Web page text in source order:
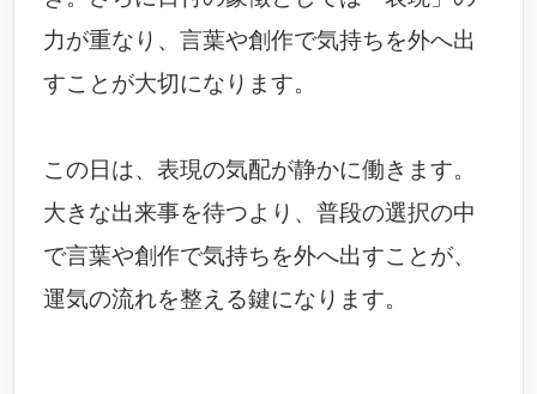
力が重なり、言葉や創作で気持ちを外へ出
すことが大切になります。
この日は、表現の気配が静かに働きます。
大きな出来事を待つより、普段の選択の中
で言葉や創作で気持ちを外へ出すことが、
運気の流れを整える鍵になります。